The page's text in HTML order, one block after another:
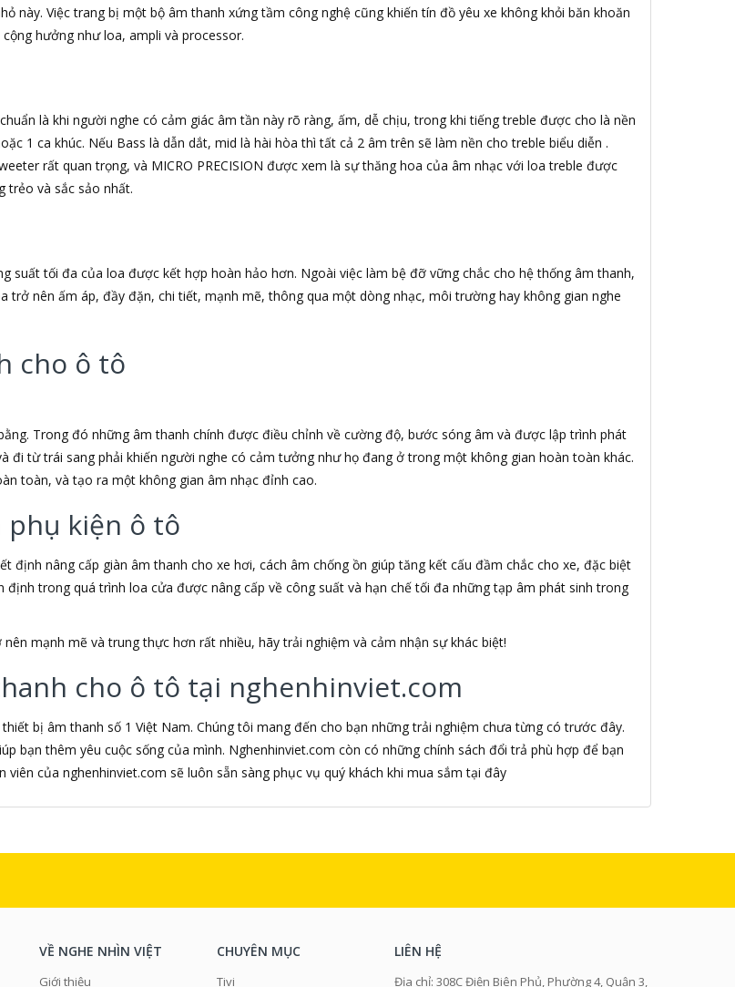
này. Việc trang bị một bộ âm thanh xứng tầm công nghệ cũng khiến tín đồ yêu xe không khỏi băn khoăn
hưởng như loa, ampli và processor.
là khi người nghe có cảm giác âm tần này rõ ràng, ấm, dễ chịu, trong khi tiếng treble được cho là nền
1 ca khúc. Nếu Bass là dẫn dắt, mid là hài hòa thì tất cả 2 âm trên sẽ làm nền cho treble biểu diễn .
rất quan trọng, và MICRO PRECISION được xem là sự thăng hoa của âm nhạc với loa treble được
trẻo và sắc sảo nhất.
suất tối đa của loa được kết hợp hoàn hảo hơn. Ngoài việc làm bệ đỡ vững chắc cho hệ thống âm thanh,
nên ấm áp, đầy đặn, chi tiết, mạnh mẽ, thông qua một dòng nhạc, môi trường hay không gian nghe
cho ô tô
Trong đó những âm thanh chính được điều chỉnh về cường độ, bước sóng âm và được lập trình phát
đi từ trái sang phải khiến người nghe có cảm tưởng như họ đang ở trong một không gian hoàn toàn khác.
toàn, và tạo ra một không gian âm nhạc đỉnh cao.
phụ kiện ô tô
định nâng cấp giàn âm thanh cho xe hơi, cách âm chống ồn giúp tăng kết cấu đầm chắc cho xe, đặc biệt
trong quá trình loa cửa được nâng cấp về công suất và hạn chế tối đa những tạp âm phát sinh trong
mạnh mẽ và trung thực hơn rất nhiều, hãy trải nghiệm và cảm nhận sự khác biệt!
cho ô tô tại nghenhinviet.com
bị âm thanh số 1 Việt Nam. Chúng tôi mang đến cho bạn những trải nghiệm chưa từng có trước đây.
bạn thêm yêu cuộc sống của mình. Nghenhinviet.com còn có những chính sách đổi trả phù hợp để bạn
của nghenhinviet.com sẽ luôn sẵn sàng phục vụ quý khách khi mua sắm tại đây
VỀ NGHE NHÌN VIỆT
Giới thiệu
CHUYÊN MỤC
Tivi
LIÊN HỆ
Địa chỉ: 308C Điện Biên Phủ, Phường 4, Quận 3,